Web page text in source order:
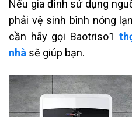
Nếu gia đình sử dụng
phải vệ sinh bình nóng
cần hãy gọi Baotriso1
nhà sẽ giúp bạn.